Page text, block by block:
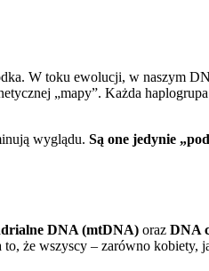
W toku ewolucji, w naszym
„mapy”. Każda
wyglądu. Są one jedynie
DNA (mtDNA) oraz DNA
że wszyscy – zarówno